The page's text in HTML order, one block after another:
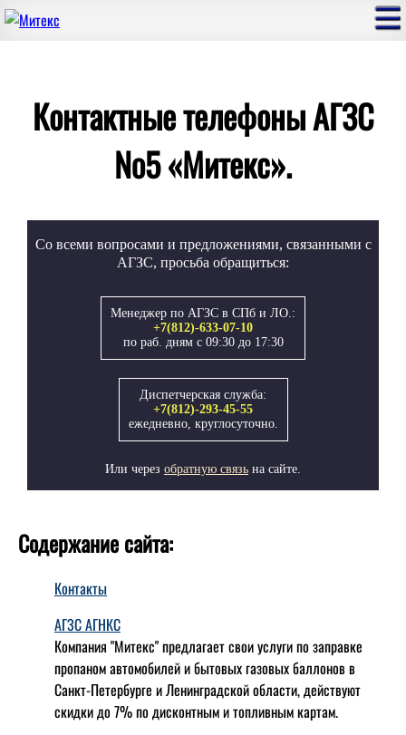
Контактные телефоны АГЗС
№5 «Митекс».
Со всеми вопросами и предложениями, связанными с
АГЗС, просьба обращиться:
Менеджер по АГЗС в СПб и ЛО.:
+7(812)-633-07-10
по раб. дням с 09:30 до 17:30
Диспетчерская служба:
+7(812)-293-45-55
ежедневно, круглосуточно.
Или через обратную связь на сайте.
Содержание сайта:
Контакты
АГЗС АГНКС
Компания "Митекс" предлагает свои услуги по заправке
пропаном автомобилей и бытовых газовых баллонов в
Санкт-Петербурге и Ленинградской области, действуют
скидки до 7% по дисконтным и топливным картам.